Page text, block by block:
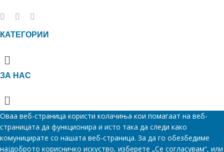
КАТЕГОРИИ
Menu
ЗА НАС
Menu
Оваа веб-страница користи колачиња кои помагаат на веб-
страницата да функционира и исто така да следи како
комуницирате со нашата веб-страница. За да го обезбедиме
најдоброто корисничко искуство, изберете „Се согласувам“, или